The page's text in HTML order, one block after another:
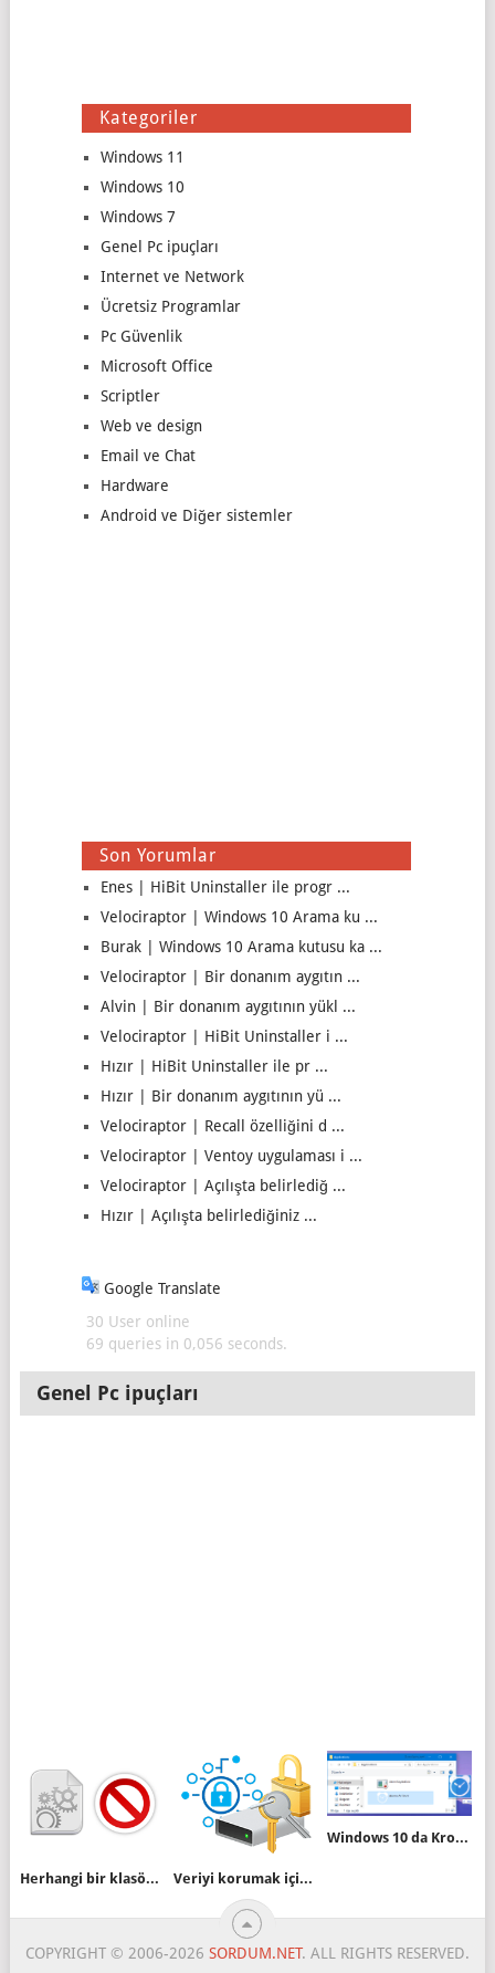
Kategoriler
Windows 11
Windows 10
Windows 7
Genel Pc ipuçları
Internet ve Network
Ücretsiz Programlar
Pc Güvenlik
Microsoft Office
Scriptler
Web ve design
Email ve Chat
Hardware
Android ve Diğer sistemler
Son Yorumlar
Enes | HiBit Uninstaller ile progr ...
Velociraptor | Windows 10 Arama ku ...
Burak | Windows 10 Arama kutusu ka ...
Velociraptor | Bir donanım aygıtın ...
Alvin | Bir donanım aygıtının yükl ...
Velociraptor | HiBit Uninstaller i ...
Hızır | HiBit Uninstaller ile pr ...
Hızır | Bir donanım aygıtının yü ...
Velociraptor | Recall özelliğini d ...
Velociraptor | Ventoy uygulaması i ...
Velociraptor | Açılışta belirlediğ ...
Hızır | Açılışta belirlediğiniz ...
Google Translate
30 User online
69 queries in 0,056 seconds.
Genel Pc ipuçları
Herhangi bir klasörümüzde .exe ler çalışmasın Veriyi korumak için içeriği şifrele özelliğini Nedir
Windows 10 da Kronometre kısayolu oluşturalım
COPYRIGHT © 2006-2026 SORDUM.NET. ALL RIGHTS RESERVED.